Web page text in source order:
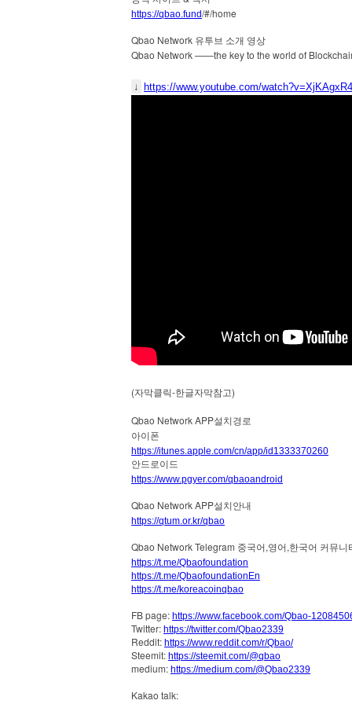
https://qbao.fund/#/home
Qbao Network 유투브 소개 영상
Qbao Network ——the key to the world of
↓ https://www.youtube.com/
(자막클릭-한글자막참고)
Qbao Network APP설치경로
아이폰
https://itunes.apple.com/cn/app/id1333370260
안드로이드
https://www.pgyer.com/qbaoandroid
Qbao Network APP설치안내
https://qtum.or.kr/qbao
Qbao Network Telegram 중국어,영어,한국어 커뮤니
https://t.me/Qbaofoundation
https://t.me/QbaofoundationEn
https://t.me/koreacoinqbao
FB page: https://www.facebook.com/Qbao-
Twitter: https://twitter.com/Qbao2339
Reddit: https://www.reddit.com/r/Qbao/
Steemit: https://steemit.com/@qbao
medium: https://medium.com/@Qbao2339
Kakao talk: